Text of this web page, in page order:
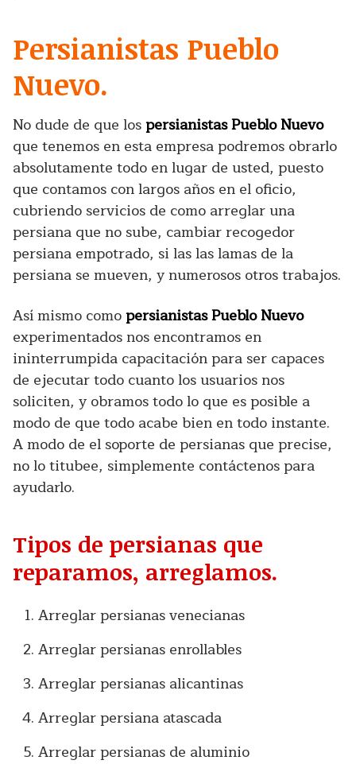
Persianistas Pueblo
Nuevo.
No dude de que lospersianistas Pueblo Nuevo
que tenemos en esta empresa podremos obrarlo
absolutamente todo en lugar de usted, puesto
que contamos con largos años en el oficio,
cubriendo servicios de como arreglar una
persiana que no sube, cambiar recogedor
persiana empotrado, si las las lamas de la
persiana se mueven, y numerosos otros trabajos.
Así mismo comopersianistas Pueblo Nuevo
experimentados nos encontramos en
ininterrumpida capacitación para ser capaces
de ejecutar todo cuanto los usuarios nos
soliciten, y obramos todo lo que es posible a
modo de que todo acabe bien en todo instante.
A modo de el soporte de persianas que precise,
no lo titubee, simplemente contáctenos para
ayudarlo.
Tipos de persianas que
reparamos, arreglamos.
Arreglar persianas venecianas
Arreglar persianas enrollables
Arreglar persianas alicantinas
Arreglar persiana atascada
Arreglar persianas de aluminio